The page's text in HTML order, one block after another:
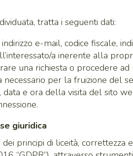
tratta i seguenti dati:
e-mail, codice fiscale,
a inerente alla
una richiesta o procedere
per la fruizione del
e ora della visita del sito
giuridica
principi di liceità, correttezza